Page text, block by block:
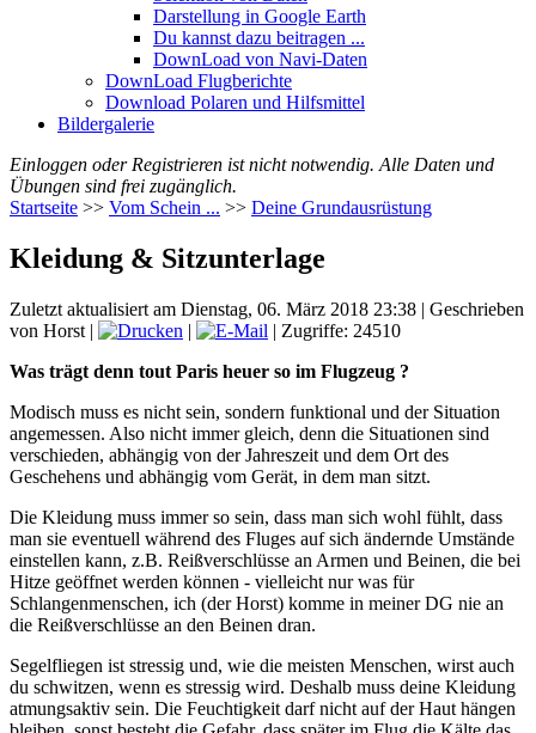
Darstellung in Google Earth
Du kannst dazu beitragen ...
DownLoad von Navi-Daten
DownLoad Flugberichte
Download Polaren und Hilfsmittel
Bildergalerie
Einloggen oder Registrieren ist nicht notwendig. Alle Daten und
Übungen sind frei zugänglich.
Startseite >> Vom Schein ... >> Deine Grundausrüstung
Kleidung & Sitzunterlage
Zuletzt aktualisiert am Dienstag, 06. März 2018 23:38 | Geschrieben
von Horst | |
| Zugriffe: 24510
Was trägt denn tout Paris heuer so im Flugzeug ?
Modisch muss es nicht sein, sondern funktional und der Situation
angemessen. Also nicht immer gleich, denn die Situationen sind
verschieden, abhängig von der Jahreszeit und dem Ort des
Geschehens und abhängig vom Gerät, in dem man sitzt.
Die Kleidung muss immer so sein, dass man sich wohl fühlt, dass
man sie eventuell während des Fluges auf sich ändernde Umstände
einstellen kann, z.B. Reißverschlüsse an Armen und Beinen, die bei
Hitze geöffnet werden können - vielleicht nur was für
Schlangenmenschen, ich (der Horst) komme in meiner DG nie an
die Reißverschlüsse an den Beinen dran.
Segelfliegen ist stressig und, wie die meisten Menschen, wirst auch
du schwitzen, wenn es stressig wird. Deshalb muss deine Kleidung
atmungsaktiv sein. Die Feuchtigkeit darf nicht auf der Haut hängen